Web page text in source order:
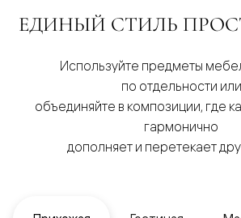
ЕДИНЫЙ СТИЛЬ
Используйте предметы
по отдельности или
объединяйте в композиции, где
гармонично
дополняет и перетекает